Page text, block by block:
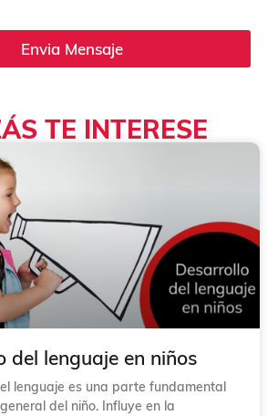
Envia Mensaje
TE INTERESE
del lenguaje en niños
lenguaje es una parte fundamental
del niño. Influye en la